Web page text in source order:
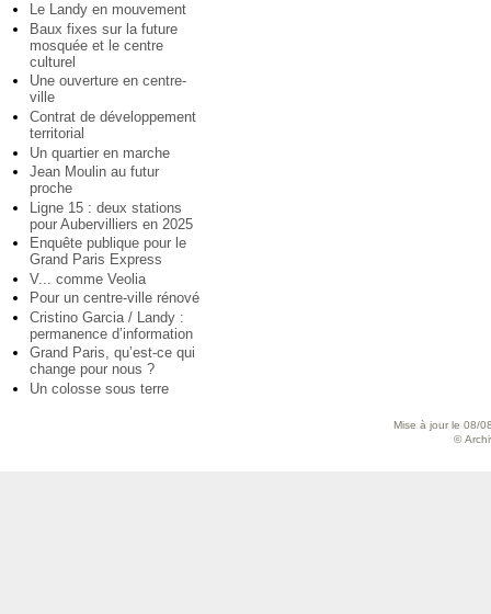
Le Landy en mouvement
Baux fixes sur la future
mosquée et le centre
culturel
Une ouverture en centre-
ville
Contrat de développement
territorial
Un quartier en marche
Jean Moulin au futur
proche
Ligne 15 : deux stations
pour Aubervilliers en 2025
Enquête publique pour le
Grand Paris Express
V... comme Veolia
Pour un centre-ville rénové
Cristino Garcia / Landy :
permanence d’information
Grand Paris, qu’est-ce qui
change pour nous ?
Un colosse sous terre
Mise à jour le 08/
©